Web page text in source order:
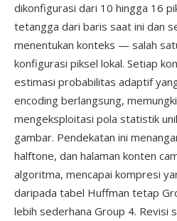
dikonfigurasi dari 10 hingga 16
tetangga dari baris saat ini dan
menentukan konteks — salah
konfigurasi piksel lokal. Setiap
estimasi probabilitas adaptif
encoding berlangsung,
mengeksploitasi pola statistik
gambar. Pendekatan ini
halftone, dan halaman konten
algoritma, mencapai kompresi
daripada tabel Huffman tetap
lebih sederhana Group 4. Revisi